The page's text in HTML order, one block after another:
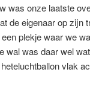
was onze laatste
de eigenaar op zijn
plekje waar we
wal was daar wel
vlak